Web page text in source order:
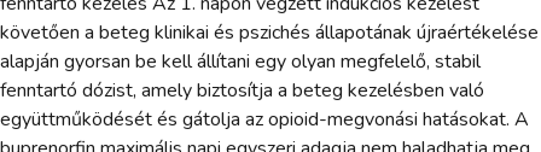
követően a beteg klinikai és pszichés állapotának újraértékelése
alapján gyorsan be kell állítani egy olyan megfelelő, stabil
fenntartó dózist, amely biztosítja a beteg kezelésben való
együttműködését és gátolja az opioid-megvonási hatásokat. A